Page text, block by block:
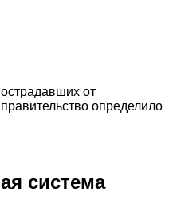
от
определило
система